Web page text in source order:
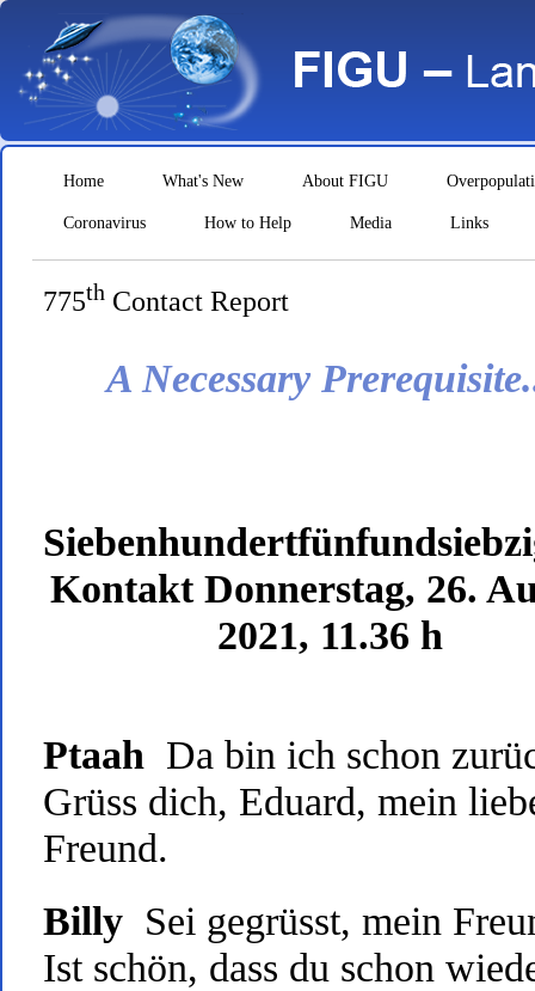
Home What's New About FIGU
Coronavirus How to Help Media Links
775th Contact Report
A Necessary
Kontakt Donnerstag, 26.
2021, 11.36 h
Ptaah Da bin ich schon
Grüss dich, Eduard, mein
Freund.
Billy Sei gegrüsst, mein
Ist schön, dass du schon